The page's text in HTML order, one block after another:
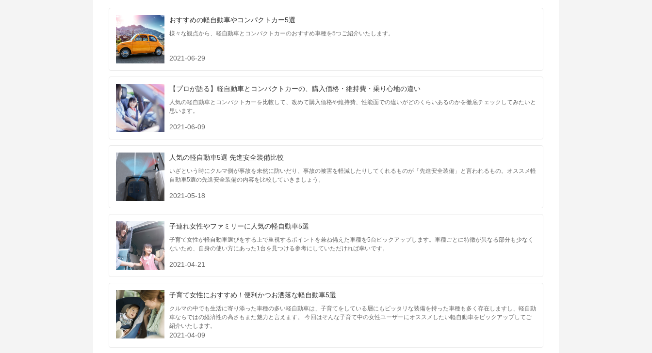
おすすめの軽自動車やコンパクトカー5選
様々な観点から、軽自動車とコンパクトカーのおすすめ車種を5つご紹介いたします。
2021-06-29
【プロが語る】軽自動車とコンパクトカーの、購入価格・維持費・乗り心地の違い
人気の軽自動車とコンパクトカーを比較して、改めて購入価格や維持費、性能面での違いがどのくらいあるのかを徹底チェックしてみたいと
思います。
2021-06-09
人気の軽自動車5選 先進安全装備比較
いざという時にクルマ側が事故を未然に防いだり、事故の被害を軽減したりしてくれるものが「先進安全装備」と言われるもの。オススメ軽
自動車5選の先進安全装備の内容を比較していきましょう。
2021-05-18
子連れ女性やファミリーに人気の軽自動車5選
子育て女性が軽自動車選びをする上で重視するポイントを兼ね備えた車種を5台ピックアップします。車種ごとに特徴が異なる部分も少なく
ないため、自身の使い方にあった1台を見つける参考にしていただければ幸いです。
2021-04-21
子育て女性におすすめ！便利かつお洒落な軽自動車5選
クルマの中でも生活に寄り添った車種の多い軽自動車は、子育てをしている層にもピッタリな装備を持った車種も多く存在しますし、軽自動
車ならではの経済性の高さもまた魅力と言えます。 今回はそんな子育て中の女性ユーザーにオススメしたい軽自動車をピックアップしてご
紹介いたします。
2021-04-09